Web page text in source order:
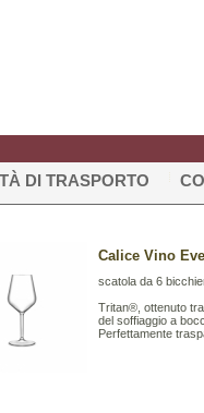
DI TRASPORTO
Calice Vino
scatola da 6
Tritan®, ottenuto
del soffiaggio a
Perfettamente